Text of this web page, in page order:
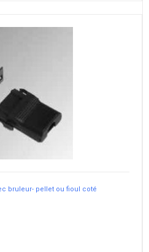
bruleur- pellet ou fioul coté